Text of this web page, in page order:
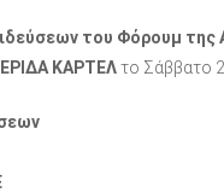
του Φόρουμ της
ΚΑΡΤΕΛτο Σάββατο